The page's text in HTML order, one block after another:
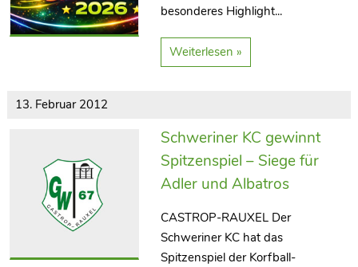
besonderes Highlight...
Weiterlesen »
13. Februar 2012
Schweriner KC gewinnt
Spitzenspiel – Siege für
Adler und Albatros
CASTROP-RAUXEL Der
Schweriner KC hat das
Spitzenspiel der Korfball-